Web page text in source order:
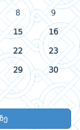
8 9
15 16
22 23
29 30